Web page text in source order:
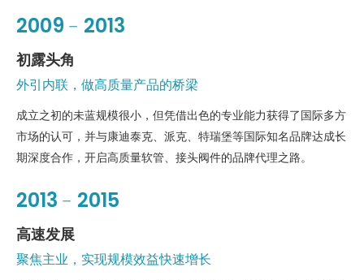
2009﹣2013
初露头角
外引内联，做高质量产品的桥梁
成立之初的未蓝规模很小，但凭借出色的专业能力获得了国际多方
市场的认可，并与康迪泰克、派克、特瑞堡等国际知名品牌达成长
期深度合作，开启高质量软管、接头阀件的品牌代理之路。
2013﹣2015
高速发展
聚焦主业，实现规模效益快速增长